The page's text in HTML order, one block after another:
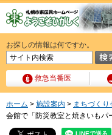
お探しの情報は何ですか。
救急当番医
ホーム > 施設案内 > まちづくり
会館で「防災教室と焼きいもパ